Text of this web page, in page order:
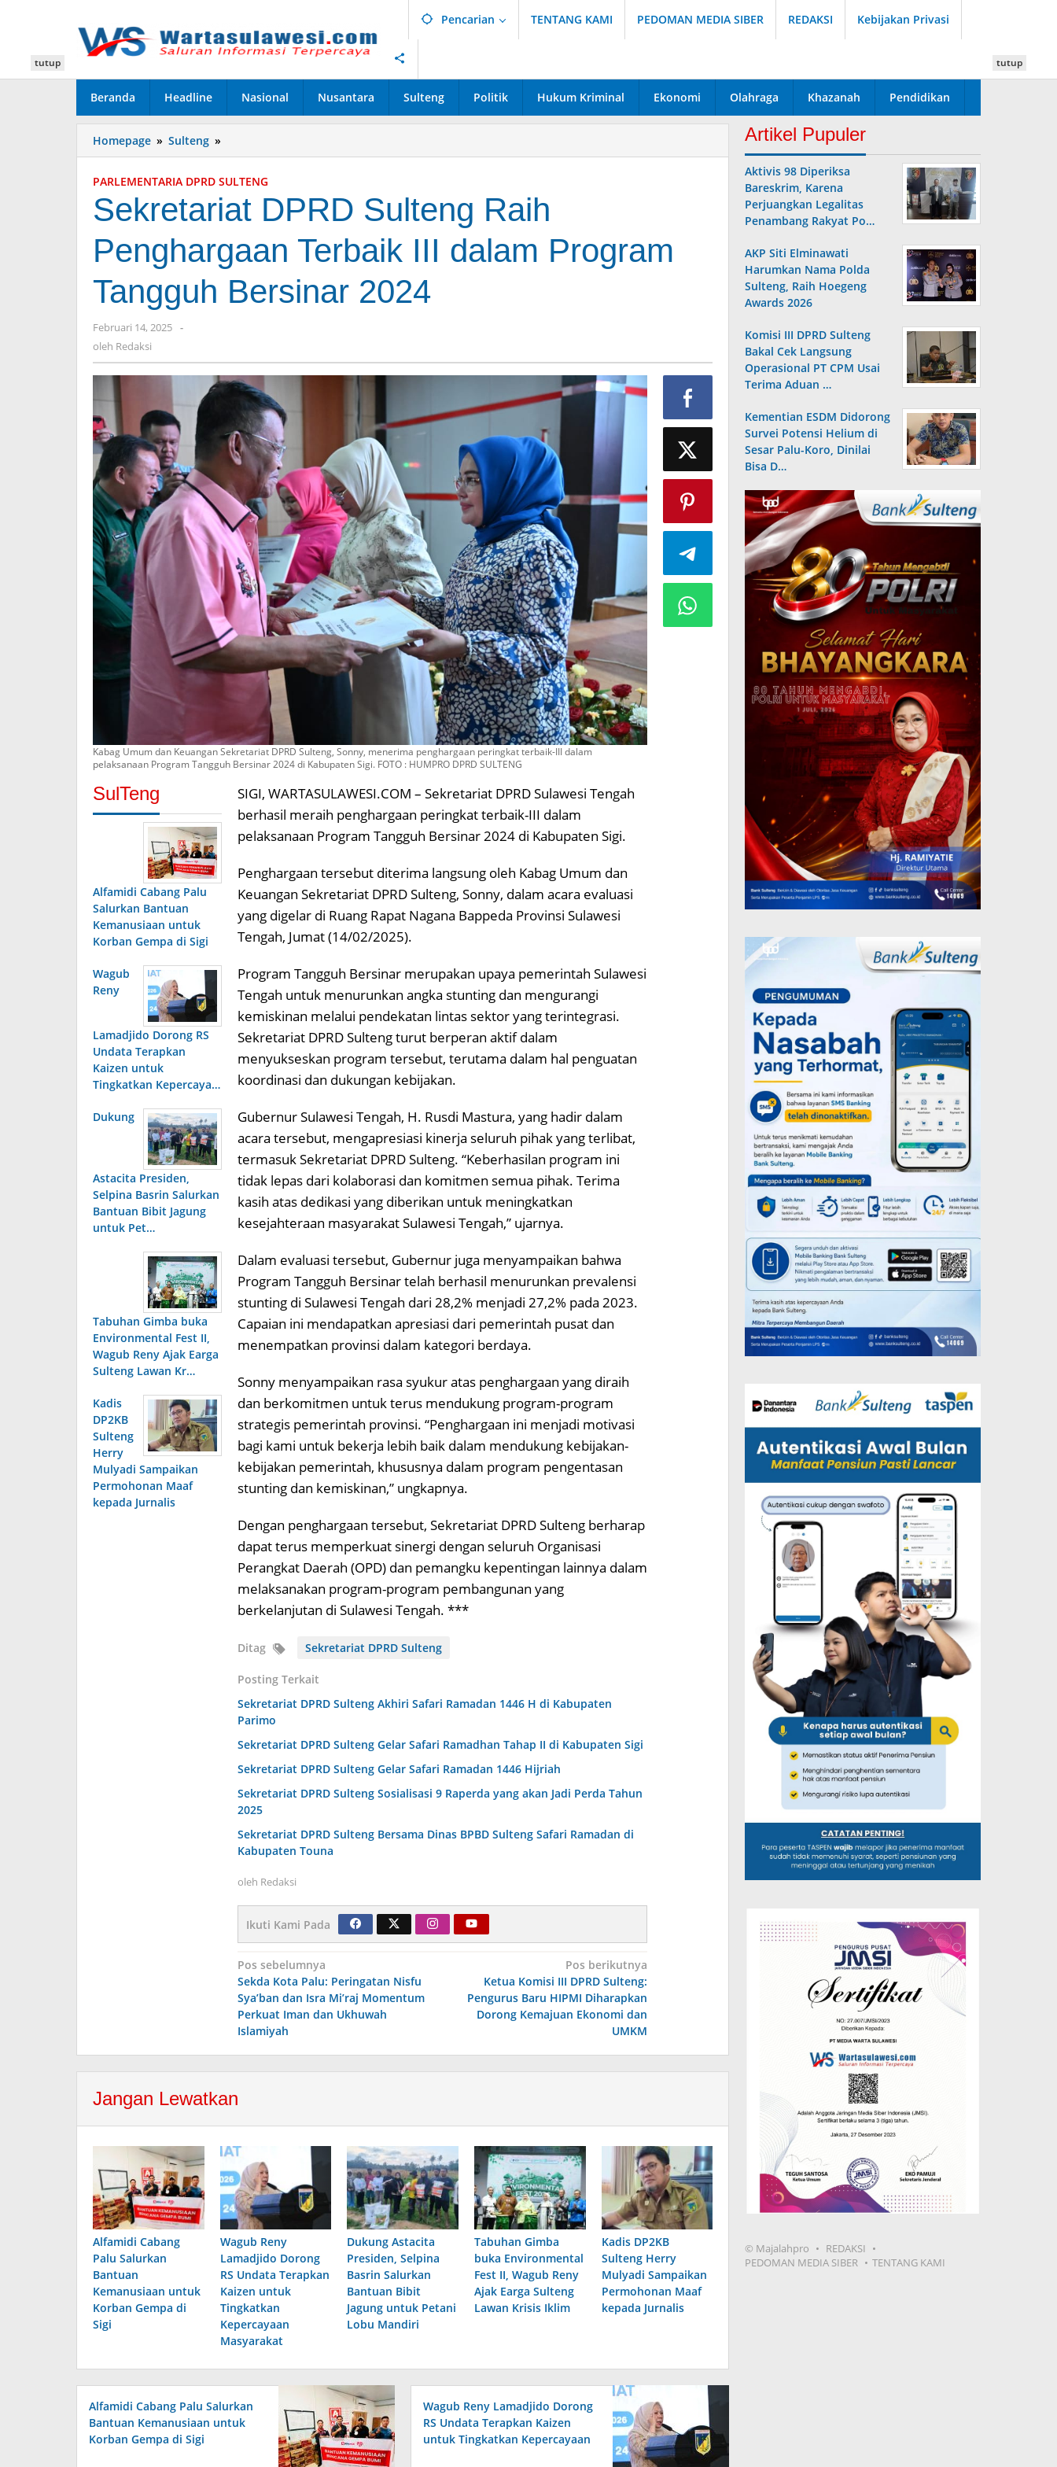
Pencarian TENTANG KAMI PEDOMAN MEDIA SIBER REDAKSI Kebijakan Privasi
Beranda Headline Nasional Nusantara Sulteng Politik Hukum Kriminal Ekonomi Olahraga Khazanah Pendidikan
tutup tutup
Homepage » Sulteng »
DPRD
Raih
Penghargaan
Terbaik
dalam
Program
Tangguh
Bersinar
PARLEMENTARIA DPRD SULTENG
Sekretariat DPRD Sulteng Raih
Penghargaan Terbaik III dalam Program
Tangguh Bersinar 2024
Februari 14, 2025 oleh
-
oleh Redaksi
Kabag Umum dan Keuangan Sekretariat DPRD Sulteng, Sonny, menerima penghargaan peringkat terbaik-III dalam
pelaksanaan Program Tangguh Bersinar 2024 di Kabupaten Sigi. FOTO : HUMPRO DPRD SULTENG
SulTeng
Alfamidi Cabang Palu
Salurkan Bantuan
Kemanusiaan untuk
Korban Gempa di Sigi
Wagub
Reny
Lamadjido Dorong RS
Undata Terapkan
Kaizen untuk
Tingkatkan Kepercaya…
Dukung
Astacita Presiden,
Selpina Basrin Salurkan
Bantuan Bibit Jagung
untuk Pet…
Tabuhan Gimba buka
Environmental Fest II,
Wagub Reny Ajak Earga
Sulteng Lawan Kr…
Kadis
DP2KB
Sulteng
Herry
Mulyadi Sampaikan
Permohonan Maaf
kepada Jurnalis
SIGI, WARTASULAWESI.COM – Sekretariat DPRD Sulawesi Tengah
berhasil meraih penghargaan peringkat terbaik-III dalam
pelaksanaan Program Tangguh Bersinar 2024 di Kabupaten Sigi.
Penghargaan tersebut diterima langsung oleh Kabag Umum dan
Keuangan Sekretariat DPRD Sulteng, Sonny, dalam acara evaluasi
yang digelar di Ruang Rapat Nagana Bappeda Provinsi Sulawesi
Tengah, Jumat (14/02/2025).
Program Tangguh Bersinar merupakan upaya pemerintah Sulawesi
Tengah untuk menurunkan angka stunting dan mengurangi
kemiskinan melalui pendekatan lintas sektor yang terintegrasi.
Sekretariat DPRD Sulteng turut berperan aktif dalam
menyukseskan program tersebut, terutama dalam hal penguatan
koordinasi dan dukungan kebijakan.
Gubernur Sulawesi Tengah, H. Rusdi Mastura, yang hadir dalam
acara tersebut, mengapresiasi kinerja seluruh pihak yang terlibat,
termasuk Sekretariat DPRD Sulteng. “Keberhasilan program ini
tidak lepas dari kolaborasi dan komitmen semua pihak. Terima
kasih atas dedikasi yang diberikan untuk meningkatkan
kesejahteraan masyarakat Sulawesi Tengah,” ujarnya.
Dalam evaluasi tersebut, Gubernur juga menyampaikan bahwa
Program Tangguh Bersinar telah berhasil menurunkan prevalensi
stunting di Sulawesi Tengah dari 28,2% menjadi 27,2% pada 2023.
Capaian ini mendapatkan apresiasi dari pemerintah pusat dan
menempatkan provinsi dalam kategori berdaya.
Sonny menyampaikan rasa syukur atas penghargaan yang diraih
dan berkomitmen untuk terus mendukung program-program
strategis pemerintah provinsi. “Penghargaan ini menjadi motivasi
bagi kami untuk bekerja lebih baik dalam mendukung kebijakan-
kebijakan pemerintah, khususnya dalam program pengentasan
stunting dan kemiskinan,” ungkapnya.
Dengan penghargaan tersebut, Sekretariat DPRD Sulteng berharap
dapat terus memperkuat sinergi dengan seluruh Organisasi
Perangkat Daerah (OPD) dan pemangku kepentingan lainnya dalam
melaksanakan program-program pembangunan yang
berkelanjutan di Sulawesi Tengah. ***
Ditag Sekretariat DPRD Sulteng
Posting Terkait
Sekretariat DPRD Sulteng Akhiri Safari Ramadan 1446 H di Kabupaten
Parimo
Sekretariat DPRD Sulteng Gelar Safari Ramadhan Tahap II di Kabupaten Sigi
Sekretariat DPRD Sulteng Gelar Safari Ramadan 1446 Hijriah
Sekretariat DPRD Sulteng Sosialisasi 9 Raperda yang akan Jadi Perda Tahun
2025
Sekretariat DPRD Sulteng Bersama Dinas BPBD Sulteng Safari Ramadan di
Kabupaten Touna
oleh Redaksi
Ikuti Kami Pada
Navigasi
pos
Pos sebelumnya
Sekda Kota Palu: Peringatan Nisfu
Sya’ban dan Isra Mi’raj Momentum
Perkuat Iman dan Ukhuwah
Islamiyah
Pos berikutnya
Ketua Komisi III DPRD Sulteng:
Pengurus Baru HIPMI Diharapkan
Dorong Kemajuan Ekonomi dan
UMKM
Jangan Lewatkan
Alfamidi Cabang
Palu Salurkan
Bantuan
Kemanusiaan untuk
Korban Gempa di
Sigi
Wagub Reny
Lamadjido Dorong
RS Undata Terapkan
Kaizen untuk
Tingkatkan
Kepercayaan
Masyarakat
Dukung Astacita
Presiden, Selpina
Basrin Salurkan
Bantuan Bibit
Jagung untuk Petani
Lobu Mandiri
Tabuhan Gimba
buka Environmental
Fest II, Wagub Reny
Ajak Earga Sulteng
Lawan Krisis Iklim
Kadis DP2KB
Sulteng Herry
Mulyadi Sampaikan
Permohonan Maaf
kepada Jurnalis
Alfamidi Cabang Palu Salurkan
Bantuan Kemanusiaan untuk
Korban Gempa di Sigi
Wagub Reny Lamadjido Dorong
RS Undata Terapkan Kaizen
untuk Tingkatkan Kepercayaan
Artikel Pupuler
Aktivis 98 Diperiksa
Bareskrim, Karena
Perjuangkan Legalitas
Penambang Rakyat Po…
AKP Siti Elminawati
Harumkan Nama Polda
Sulteng, Raih Hoegeng
Awards 2026
Komisi III DPRD Sulteng
Bakal Cek Langsung
Operasional PT CPM Usai
Terima Aduan …
Kementian ESDM Didorong
Survei Potensi Helium di
Sesar Palu-Koro, Dinilai
Bisa D…
© Majalahpro
REDAKSI
PEDOMAN MEDIA SIBER
TENTANG KAMI